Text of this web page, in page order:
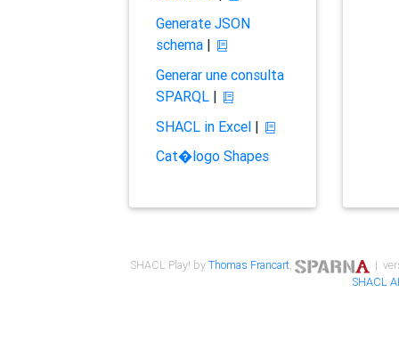
Generate JSON
schema|
Generar une consulta
SPARQL|
SHACL in Excel|
Cat�logo Shapes
SHACL Play! byThomas Francart,
|
SHACL